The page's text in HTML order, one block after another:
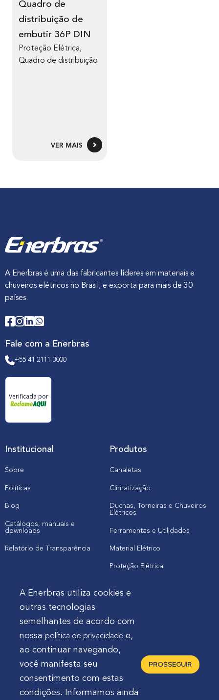
Quadro de
distribuição de
embutir 36P DIN
Proteção Elétrica,
Quadro de distribuição
VER MAIS
A Enerbras é uma das fabricantes líderes em materiais e
chuveiros elétricos no Brasil, e exporta para mais de 30
países.
Fale com a Enerbras
+55 41 2111-3000
Verificada por
Institucional
Sobre
Políticas
Blog
Catálogos, manuais e
downloads
Relatório de Transparência
Produtos
Canaletas
Climatização
Duchas, Torneiras e Chuveiros
Elétricos
Ferramentas e Utilidades
Material Elétrico
Proteção Elétrica
Cliente
Onde comprar produtos
Quero Enerbras na minha loja
A Enerbras utiliza cookies e
outras tecnologias
semelhantes de acordo com
nossa política de privacidade e,
ao continuar navegando,
você manifesta seu
consentimento com estas
condições. Informamos ainda
PROSSEGUIR